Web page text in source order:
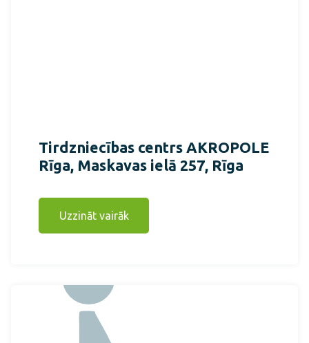
Tirdzniecības centrs AKROPOLE
Rīga, Maskavas ielā 257, Rīga
Uzzināt vairāk